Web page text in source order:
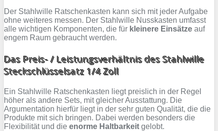
Der Stahlwille Ratschenkasten kann sich mit jeder Aufgabe
ohne weiteres messen. Der Stahlwille Nusskasten umfasst
alle wichtigen Komponenten, die für kleinere Einsätze auf
engem Raum gebraucht werden.
Das Preis- / Leistungsverhältnis des Stahlwille
Steckschlüsselsatz 1/4 Zoll
Ein Stahlwille Ratschenkasten liegt preislich in der Regel
höher als andere Sets, mit gleicher Ausstattung. Die
Argumentation hierfür liegt in der sehr guten Qualität, die die
Produkte mit sich bringen. Dabei werden besonders die
Flexibilität und die enorme Haltbarkeit gelobt.